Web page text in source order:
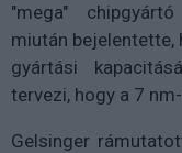
"mega"
miután
gyártási
tervezi, hogy a 7
Gelsinger